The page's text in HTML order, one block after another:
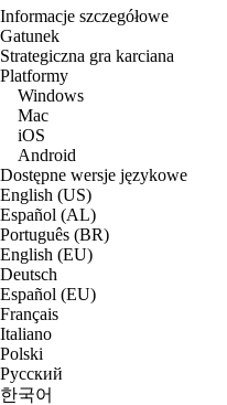
Informacje szczegółowe
Gatunek
Strategiczna gra karciana
Platformy
Windows
Mac
iOS
Android
Dostępne wersje językowe
English (US)
Español (AL)
Português (BR)
English (EU)
Deutsch
Español (EU)
Français
Italiano
Polski
Русский
한국어